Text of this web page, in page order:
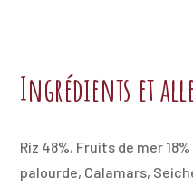
Ingrédients et
Riz 48%, Fruits de mer
palourde, Calamars,